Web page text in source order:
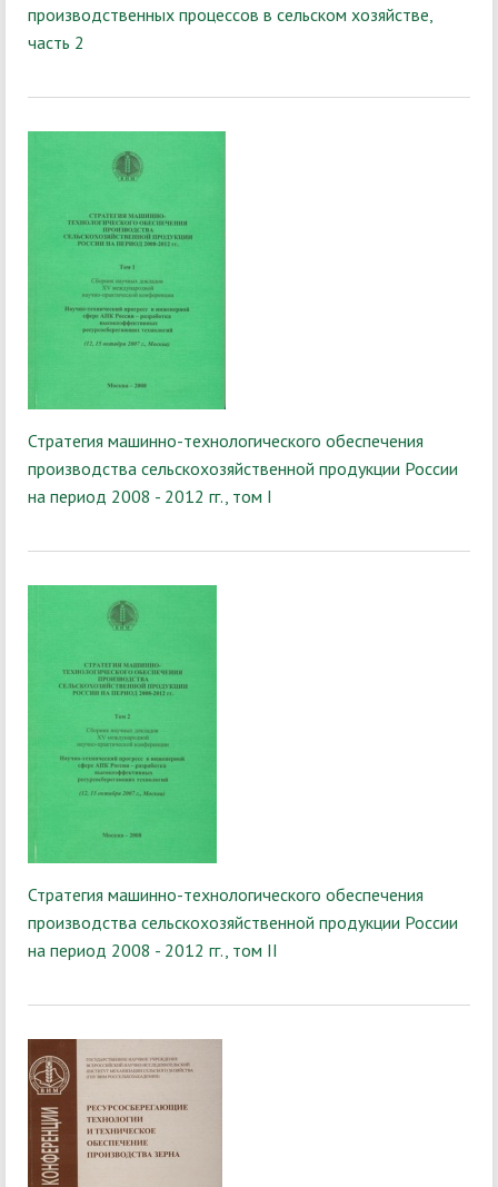
производственных процессов в сельском хозяйстве,
часть 2
Стратегия машинно-технологического обеспечения
производства сельскохозяйственной продукции России
на период 2008 - 2012 гг., том I
Стратегия машинно-технологического обеспечения
производства сельскохозяйственной продукции России
на период 2008 - 2012 гг., том II